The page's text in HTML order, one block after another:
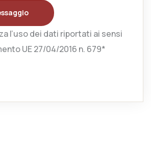
l’uso dei dati riportati ai sensi
UE 27/04/2016 n. 679*